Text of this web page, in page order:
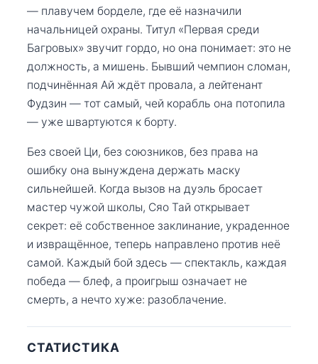
— плавучем борделе, где её назначили
начальницей охраны. Титул «Первая среди
Багровых» звучит гордо, но она понимает: это не
должность, а мишень. Бывший чемпион сломан,
подчинённая Ай ждёт провала, а лейтенант
Фудзин — тот самый, чей корабль она потопила
— уже швартуются к борту.
Без своей Ци, без союзников, без права на
ошибку она вынуждена держать маску
сильнейшей. Когда вызов на дуэль бросает
мастер чужой школы, Сяо Тай открывает
секрет: её собственное заклинание, украденное
и извращённое, теперь направлено против неё
самой. Каждый бой здесь — спектакль, каждая
победа — блеф, а проигрыш означает не
смерть, а нечто хуже: разоблачение.
СТАТИСТИКА